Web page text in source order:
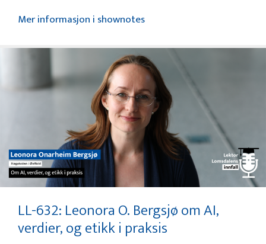
Mer informasjon i shownotes
LL-632: Leonora O. Bergsjø om AI,
verdier, og etikk i praksis